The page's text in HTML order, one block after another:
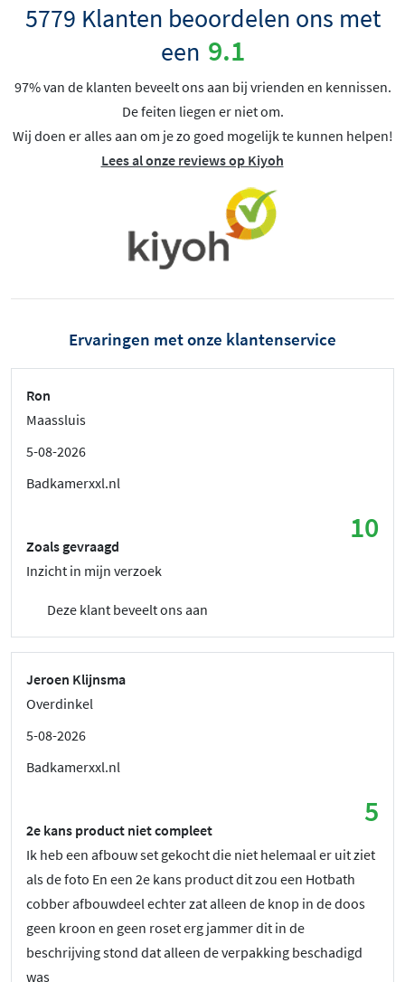
5779 Klanten beoordelen ons met
een 9.1
97% van de klanten beveelt ons aan bij vrienden en kennissen.
De feiten liegen er niet om.
Wij doen er alles aan om je zo goed mogelijk te kunnen helpen!
Lees al onze reviews op Kiyoh
Ervaringen met onze klantenservice
Ron
Maassluis
5-08-2026
Badkamerxxl.nl
10
Zoals gevraagd
Inzicht in mijn verzoek
Deze klant beveelt ons aan
Jeroen Klijnsma
Overdinkel
5-08-2026
Badkamerxxl.nl
5
2e kans product niet compleet
Ik heb een afbouw set gekocht die niet helemaal er uit ziet
als de foto En een 2e kans product dit zou een Hotbath
cobber afbouwdeel echter zat alleen de knop in de doos
geen kroon en geen roset erg jammer dit in de
beschrijving stond dat alleen de verpakking beschadigd
was